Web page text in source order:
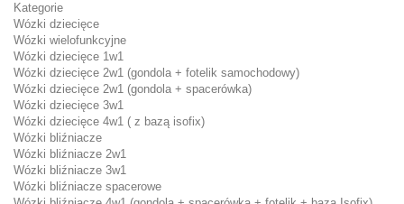
Kategorie
Wózki dziecięce
Wózki wielofunkcyjne
Wózki dziecięce 1w1
Wózki dziecięce 2w1 (gondola + fotelik samochodowy)
Wózki dziecięce 2w1 (gondola + spacerówka)
Wózki dziecięce 3w1
Wózki dziecięce 4w1 ( z bazą isofix)
Wózki bliźniacze
Wózki bliźniacze 2w1
Wózki bliźniacze 3w1
Wózki bliźniacze spacerowe